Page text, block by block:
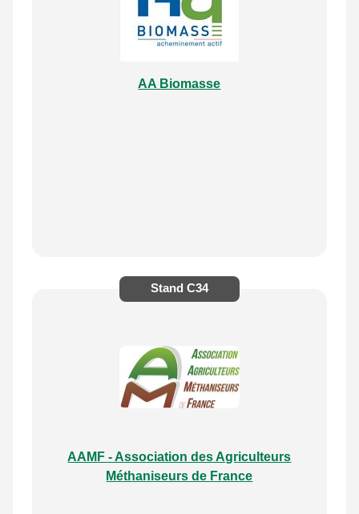
AA Biomasse
Stand C34
AAMF - Association des Agriculteurs
Méthaniseurs de France